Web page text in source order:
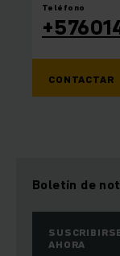
Teléfono
CONTACTAR
Boletín de
AHORA